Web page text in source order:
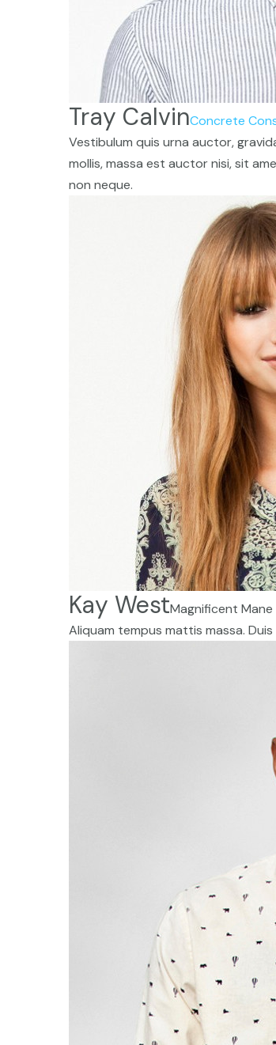
Tray CalvinConcrete
Vestibulum quis urna auctor,
mollis, massa est auctor nisi, sit
non neque.
Kay WestMagnificent Mane
Aliquam tempus mattis massa.